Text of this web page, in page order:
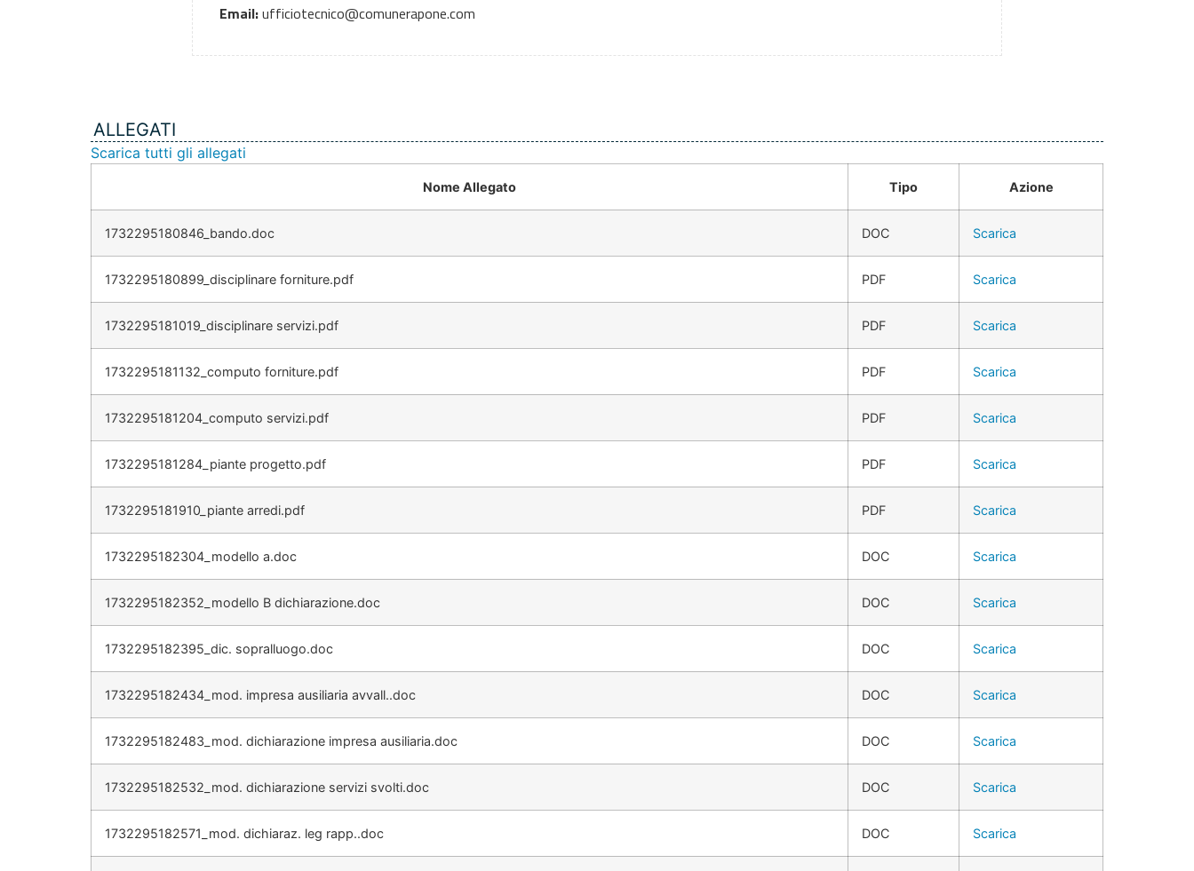
Email:ufficiotecnico@comunerapone.com
ALLEGATI
Scarica tutti gli allegati
Nome Allegato Tipo Azione
1732295180846_bando.doc DOC Scarica
1732295180899_disciplinare forniture.pdf PDF Scarica
1732295181019_disciplinare servizi.pdf PDF Scarica
1732295181132_computo forniture.pdf PDF Scarica
1732295181204_computo servizi.pdf PDF Scarica
1732295181284_piante progetto.pdf PDF Scarica
1732295181910_piante arredi.pdf PDF Scarica
1732295182304_modello a.doc DOC Scarica
1732295182352_modello B dichiarazione.doc DOC Scarica
1732295182395_dic. sopralluogo.doc DOC Scarica
1732295182434_mod. impresa ausiliaria avvall..doc DOC Scarica
1732295182483_mod. dichiarazione impresa ausiliaria.doc DOC Scarica
1732295182532_mod. dichiarazione servizi svolti.doc DOC Scarica
1732295182571_mod. dichiaraz. leg rapp..doc DOC Scarica